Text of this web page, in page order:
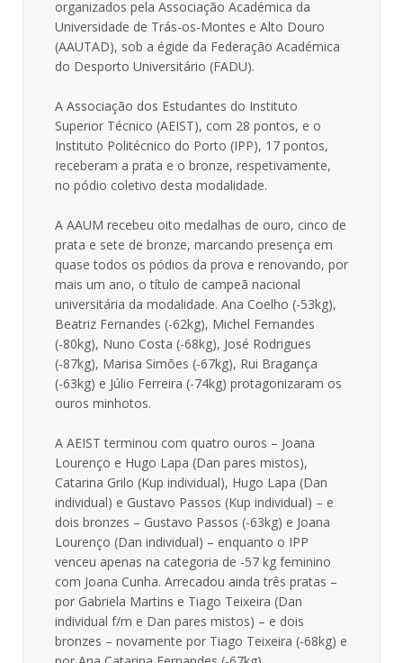
organizados pela Associação Académica da
Universidade de Trás-os-Montes e Alto Douro
(AAUTAD), sob a égide da Federação Académica
do Desporto Universitário (FADU).
A Associação dos Estudantes do Instituto
Superior Técnico (AEIST), com 28 pontos, e o
Instituto Politécnico do Porto (IPP), 17 pontos,
receberam a prata e o bronze, respetivamente,
no pódio coletivo desta modalidade.
A AAUM recebeu oito medalhas de ouro, cinco de
prata e sete de bronze, marcando presença em
quase todos os pódios da prova e renovando, por
mais um ano, o título de campeã nacional
universitária da modalidade. Ana Coelho (-53kg),
Beatriz Fernandes (-62kg), Michel Fernandes
(-80kg), Nuno Costa (-68kg), José Rodrigues
(-87kg), Marisa Simões (-67kg), Rui Bragança
(-63kg) e Júlio Ferreira (-74kg) protagonizaram os
ouros minhotos.
A AEIST terminou com quatro ouros – Joana
Lourenço e Hugo Lapa (Dan pares mistos),
Catarina Grilo (Kup individual), Hugo Lapa (Dan
individual) e Gustavo Passos (Kup individual) – e
dois bronzes – Gustavo Passos (-63kg) e Joana
Lourenço (Dan individual) – enquanto o IPP
venceu apenas na categoria de -57 kg feminino
com Joana Cunha. Arrecadou ainda três pratas –
por Gabriela Martins e Tiago Teixeira (Dan
individual f/m e Dan pares mistos) – e dois
bronzes – novamente por Tiago Teixeira (-68kg) e